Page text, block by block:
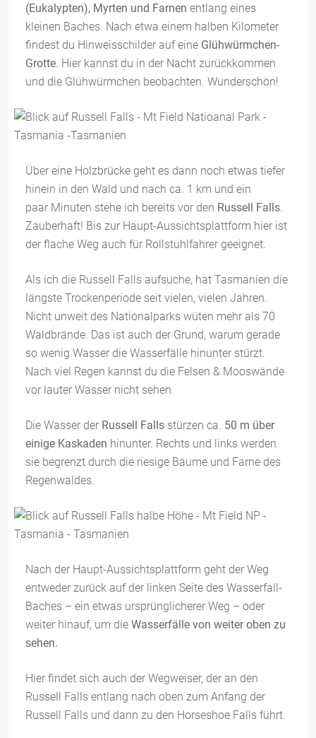
(Eukalypten), Myrten und Farnen entlang eines
kleinen Baches. Nach etwa einem halben Kilometer
findest du Hinweisschilder auf eine Glühwürmchen-
Grotte . Hier kannst du in der Nacht zurückkommen
und die Glühwürmchen beobachten. Wunderschön!
Über eine Holzbrücke geht es dann noch etwas tiefer
hinein in den Wald und nach ca. 1 km und ein
paar Minuten stehe ich bereits vor den Russell Falls
Zauberhaft! Bis zur Haupt-Aussichtsplattform hier ist
der flache Weg auch für Rollstuhlfahrer geeignet.
Als ich die Russell Falls aufsuche, hat Tasmanien die
längste Trockenperiode seit vielen, vielen Jahren.
Nicht unweit des Nationalparks wüten mehr als 70
Waldbrände. Das ist auch der Grund, warum gerade
so wenig Wasser die Wasserfälle hinunter stürzt.
Nach viel Regen kannst du die Felsen & Mooswände
vor lauter Wasser nicht sehen.
Die Wasser der Russell Falls stürzen ca. 50 m über
einige Kaskaden hinunter. Rechts und links werden
sie begrenzt durch die riesige Bäume und Farne des
Regenwaldes.
Nach der Haupt-Aussichtsplattform geht der Weg
entweder zurück auf der linken Seite des Wasserfall-
Baches – ein etwas ursprünglicherer Weg – oder
weiter hinauf, um die Wasserfälle von weiter oben zu
sehen.
Hier findet sich auch der Wegweiser, der an den
Russell Falls entlang nach oben zum Anfang der
Russell Falls und dann zu den Horseshoe Falls führt.